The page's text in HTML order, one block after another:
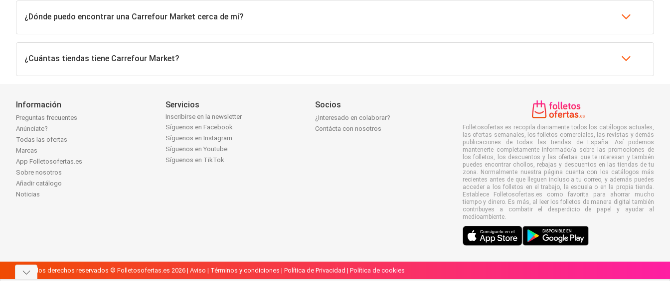
¿Dónde puedo encontrar una Carrefour Market cerca de mí?
¿Cuántas tiendas tiene Carrefour Market?
Información
Preguntas frecuentes
Anúnciate?
Todas las ofertas
Marcas
App Folletosofertas.es
Sobre nosotros
Añadir catálogo
Noticias
Servicios
Inscribirse en la newsletter
Síguenos en Facebook
Síguenos en Instagram
Síguenos en Youtube
Síguenos en TikTok
Socios
¿Interesado en colaborar?
Contácta con nosotros
Folletosofertas.es recopila diariamente todos los catálogos actuales,
las ofertas semanales, los folletos comerciales, las revistas y demás
publicaciones de todas las tiendas de España. Así podemos
mantenerte completamente informado/a sobre las promociones de
los folletos, los descuentos y las ofertas que te interesan y también
puedes encontrar chollos, rebajas y descuentos en las tiendas de tu
zona. Normalmente nuestra página cuenta con los catálogos más
recientes antes de que lleguen incluso a tu correo, y además puedes
acceder a los folletos en el trabajo, la escuela o en la propia tienda.
Establece Folletosofertas.es como favorita para ahorrar mucho
tiempo y dinero. Es más, al leer los folletos de manera digital también
contribuyes a combatir el desperdicio de papel y ayudar al
medioambiente.
Todos los derechos reservados © Folletosofertas.es 2026 | Aviso | Términos y condiciones | Política de Privacidad | Política de cookies